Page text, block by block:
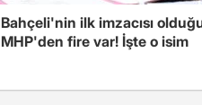
Bahçeli'nin ilk imzacısı
MHP'den fire var! İşte o isim